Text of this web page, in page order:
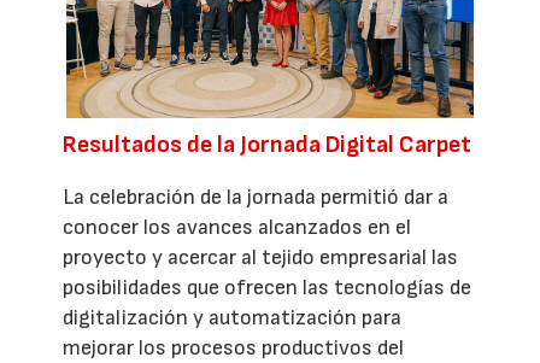
Resultados de la Jornada Digital Carpet
La celebración de la jornada permitió dar a
conocer los avances alcanzados en el
proyecto y acercar al tejido empresarial las
posibilidades que ofrecen las tecnologías de
digitalización y automatización para
mejorar los procesos productivos del